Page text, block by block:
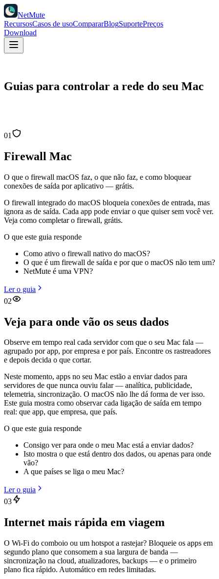
NetMute
RecursosCasos de usoCompararBlogSuportePreços
Download
Guias para controlar a rede do seu Mac
01
Firewall Mac
O que o firewall macOS faz, o que não faz, e como bloquear
conexões de saída por aplicativo — grátis.
O firewall integrado do macOS bloqueia conexões de entrada, mas
ignora as de saída. Cada app pode enviar o que quiser sem você ver.
Veja como completar o firewall, grátis.
O que este guia responde
Como ativo o firewall nativo do macOS?
O que é um firewall de saída e por que o macOS não tem um?
NetMute é uma VPN?
Ler o guia
02
Veja para onde vão os seus dados
Observe em tempo real cada servidor com que o seu Mac fala —
agrupado por app, por empresa e por país. Encontre os rastreadores
e depois decida o que cortar.
Neste momento, apps no seu Mac estão a enviar dados para
servidores de que nunca ouviu falar — analítica, publicidade,
telemetria, sincronização. O macOS não lhe dá forma de ver isso.
Este guia mostra como observar cada ligação de saída em tempo
real: que app, que empresa, que país.
O que este guia responde
Consigo ver para onde o meu Mac está a enviar dados?
Isto mostra o que está dentro dos dados, ou apenas para onde
vão?
A que países se liga o meu Mac?
Ler o guia
03
Internet mais rápida em viagem
O Wi-Fi do comboio ou um hotspot a rastejar? Bloqueie os apps em
segundo plano que consomem a sua largura de banda —
sincronização na cloud, atualizadores, backups — e o primeiro
plano fica rápido. Automático em redes limitadas.